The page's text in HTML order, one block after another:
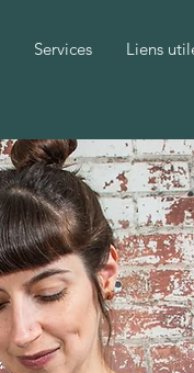
Services Liens